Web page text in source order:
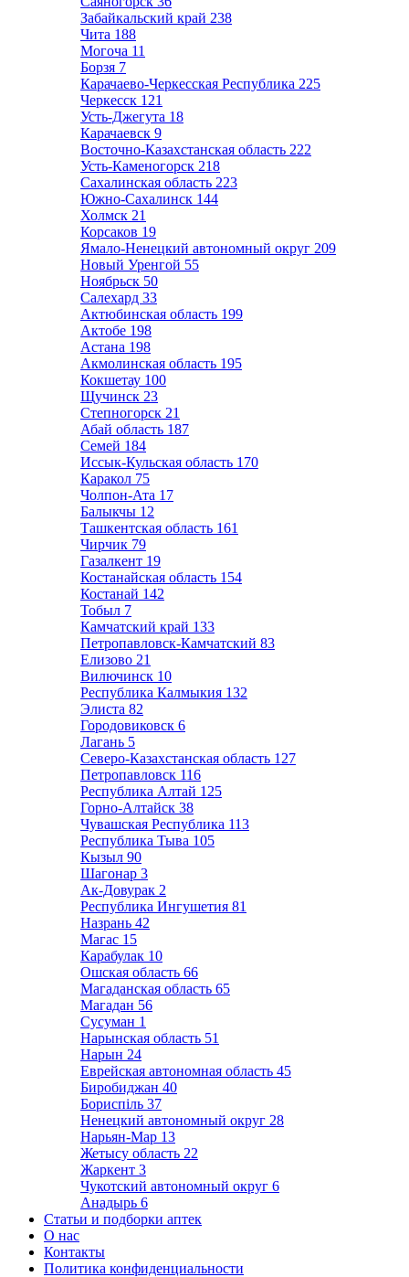
Забайкальский край 238
Чита 188
Могоча 11
Борзя 7
Карачаево-Черкесская Республика 225
Черкесск 121
Усть-Джегута 18
Карачаевск 9
Восточно-Казахстанская область 222
Усть-Каменогорск 218
Сахалинская область 223
Южно-Сахалинск 144
Холмск 21
Корсаков 19
Ямало-Ненецкий автономный округ 209
Новый Уренгой 55
Ноябрьск 50
Салехард 33
Актюбинская область 199
Актобе 198
Астана 198
Акмолинская область 195
Кокшетау 100
Щучинск 23
Степногорск 21
Абай область 187
Семей 184
Иссык-Кульская область 170
Каракол 75
Чолпон-Ата 17
Балыкчы 12
Ташкентская область 161
Чирчик 79
Газалкент 19
Костанайская область 154
Костанай 142
Тобыл 7
Камчатский край 133
Петропавловск-Камчатский 83
Елизово 21
Вилючинск 10
Республика Калмыкия 132
Элиста 82
Городовиковск 6
Лагань 5
Северо-Казахстанская область 127
Петропавловск 116
Республика Алтай 125
Горно-Алтайск 38
Чувашская Республика 113
Республика Тыва 105
Кызыл 90
Шагонар 3
Ак-Довурак 2
Республика Ингушетия 81
Назрань 42
Магас 15
Карабулак 10
Ошская область 66
Магаданская область 65
Магадан 56
Сусуман 1
Нарынская область 51
Нарын 24
Еврейская автономная область 45
Биробиджан 40
Бориспіль 37
Ненецкий автономный округ 28
Нарьян-Мар 13
Жетысу область 22
Жаркент 3
Чукотский автономный округ 6
Анадырь 6
Статьи и подборки аптек
О нас
Контакты
Политика конфиденциальности